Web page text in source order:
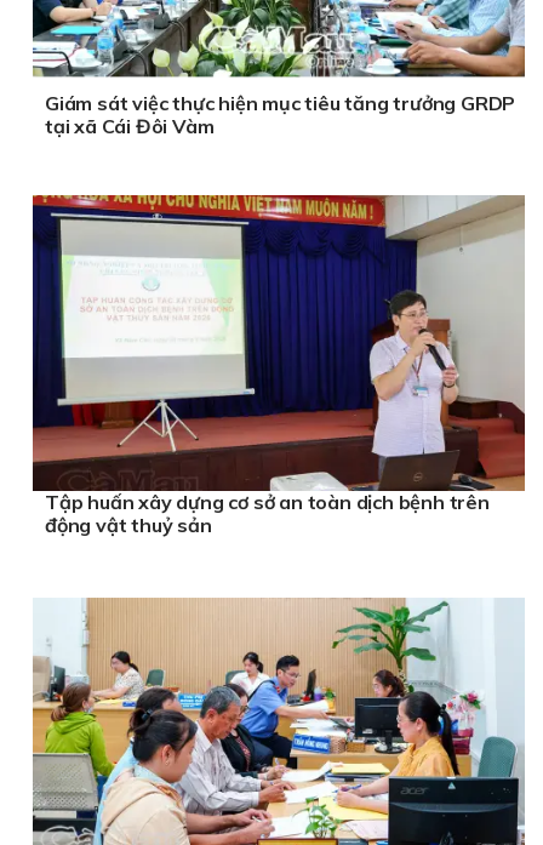
Giám sát việc thực hiện mục tiêu tăng trưởng GRDP
tại xã Cái Đôi Vàm
Tập huấn xây dựng cơ sở an toàn dịch bệnh trên
động vật thuỷ sản